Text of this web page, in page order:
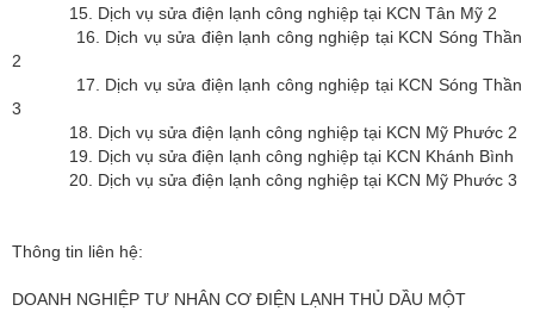
15. Dịch vụ sửa điện lạnh công nghiệp tại KCN Tân Mỹ 2
16. Dịch vụ sửa điện lạnh công nghiệp tại KCN Sóng Thần
2
17. Dịch vụ sửa điện lạnh công nghiệp tại KCN Sóng Thần
3
18. Dịch vụ sửa điện lạnh công nghiệp tại KCN Mỹ Phước 2
19. Dịch vụ sửa điện lạnh công nghiệp tại KCN Khánh Bình
20. Dịch vụ sửa điện lạnh công nghiệp tại KCN Mỹ Phước 3
Thông tin liên hệ:
DOANH NGHIỆP TƯ NHÂN CƠ ĐIỆN LẠNH THỦ DẦU MỘT